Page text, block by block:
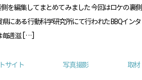
を編集してまとめてみました 今回はロケの裏
にある行動科学研究所にて行われた BBQイン
毎週滋 […]
サイト 写真撮影 取材